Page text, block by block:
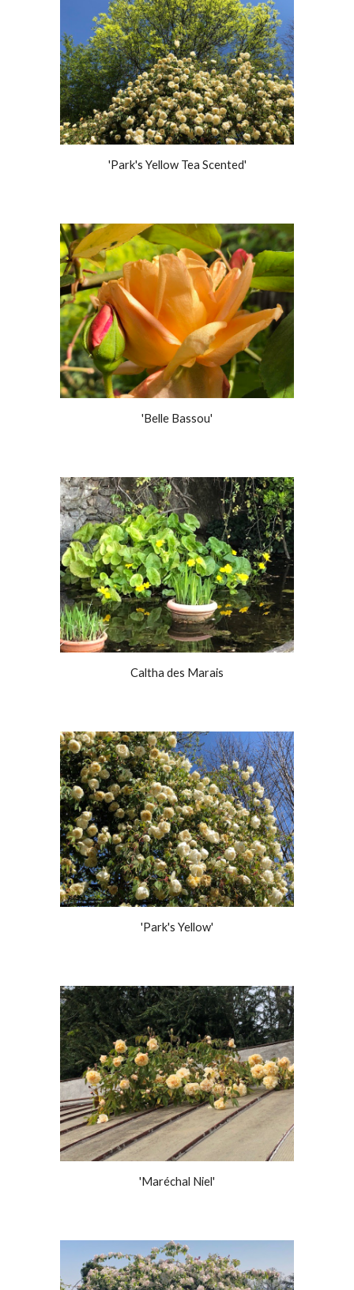
'Park's Yellow Tea Scented'
'Belle Bassou'
Caltha des Marais
'Park's Yellow'
'Maréchal Niel'